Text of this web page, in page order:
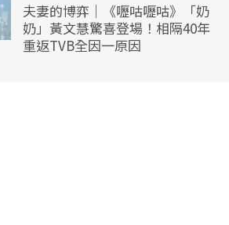
夫妻的博弈｜《嚦咕嚦咕》「奶
奶」黃文慧驚喜登場！相隔40年
重返TVB全因一原因